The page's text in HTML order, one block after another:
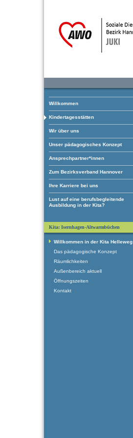
Willkommen
Kindertagesstätten
Wir über uns
Unser pädagogisches Konzept
Ansprechpartner*innen
Zum Bezirksverband Hannover
Ihre Karriere bei uns
Lust auf eine berufsbegleitende
Ausbildung in der Kita?
Kita: Isernhagen-Altwarmbüchen
Willkommen in der Kita Helleweg
Das pädagogische Konzept
Räumlichkeiten
Außenbereich aktuell
Öffnungszeiten
Kontakt